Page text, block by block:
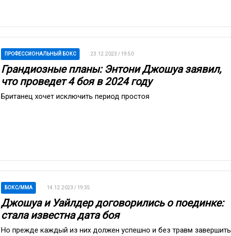
ПРОФЕССИОНАЛЬНЫЙ БОКС 23.12.2023 / 19:50
Грандиозные планы: Энтони Джошуа заявил,
что проведет 4 боя в 2024 году
Британец хочет исключить период простоя
БОКС/ММА 14.12.2023 / 19:35
Джошуа и Уайлдер договорились о поединке:
стала известна дата боя
Но прежде каждый из них должен успешно и без травм завершить